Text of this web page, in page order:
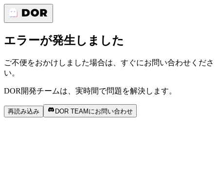
エラーが発生しました
ご不便をおかけしました場合は、すぐにお問い合わせくださ
い。
DOR開発チームは、実時間で問題を解決します。
再読み込み DOR TEAMにお問い合わせ